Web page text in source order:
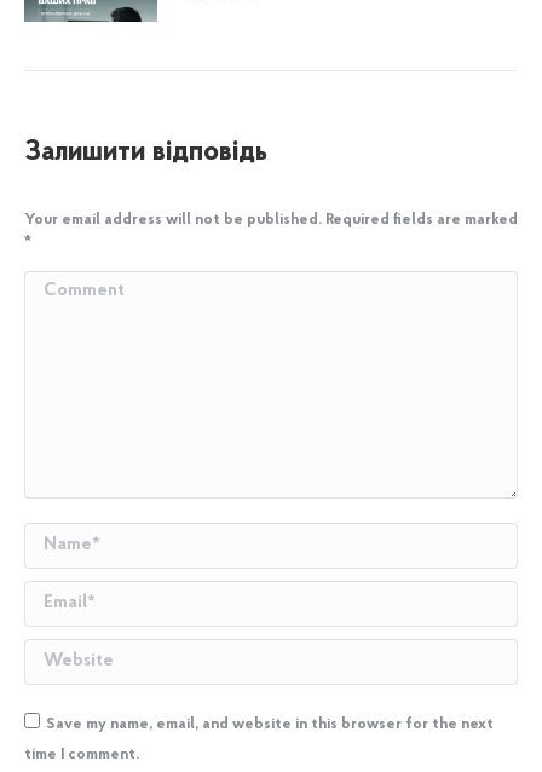
Залишити відповідь
Your email address will not be published. Required fields are marked
*
Comment
Name *
Email *
Website
Save my name, email, and website in this browser for the next
time I comment.